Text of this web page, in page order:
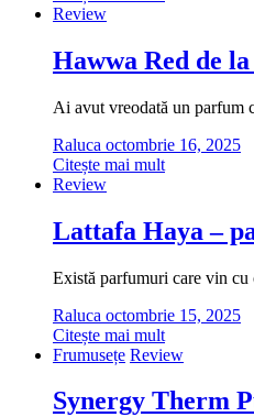
Review
Hawwa Red de
Ai avut vreodată un parfum
Raluca octombrie 16, 2025
Citește mai mult
Review
Lattafa Haya –
Există parfumuri care vin cu
Raluca octombrie 15, 2025
Citește mai mult
Frumusețe Review
Synergy Therm